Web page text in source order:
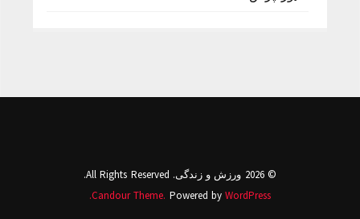
© 2026 ورزش و زندگی. All Rights Reserved.
Candour Theme. Powered byWordPress.